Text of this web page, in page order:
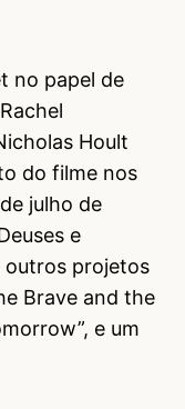
no papel de
Hoult
do filme nos
julho de
e
outros projetos
Brave and the
e um